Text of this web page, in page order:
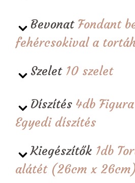
Bevonat Fondant
fehércsokival a
Szelet 10 szelet
Díszítés 4db
Egyedi díszítés
Kiegészítők 1db
alátét (26cm x